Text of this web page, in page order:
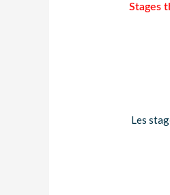
Stages
Les